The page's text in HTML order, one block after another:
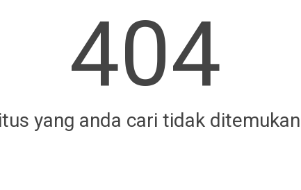
404
yang anda cari tidak